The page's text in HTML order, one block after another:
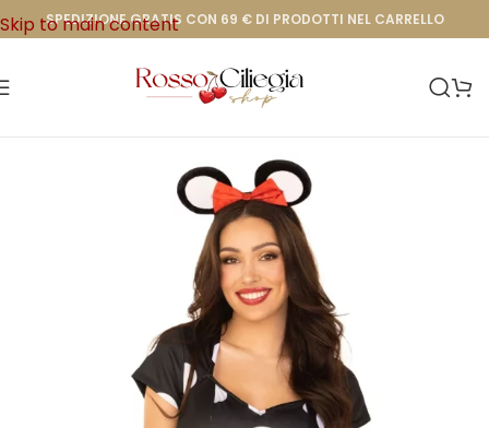
Skip to main content
SPEDIZIONE GRATIS CON 69 € DI PRODOTTI NEL CARRELLO